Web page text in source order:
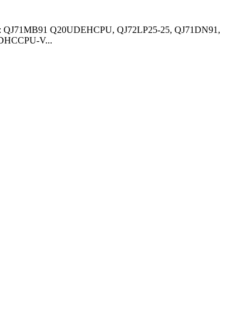
Q20UDEHCPU, QJ72LP25-25, QJ71DN91,
V...